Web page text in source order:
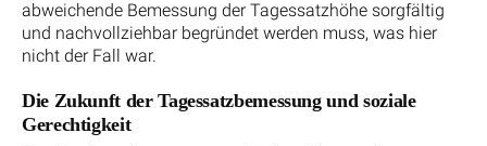
abweichende Bemessung der Tagessatzhöhe sorgfältig
und nachvollziehbar begründet werden muss, was hier
nicht der Fall war.
Die Zukunft der Tagessatzbemessung und soziale
Gerechtigkeit